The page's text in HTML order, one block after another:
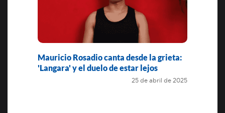
Mauricio Rosadio canta desde la grieta:
'Langara' y el duelo de estar lejos
25 de abril de 2025